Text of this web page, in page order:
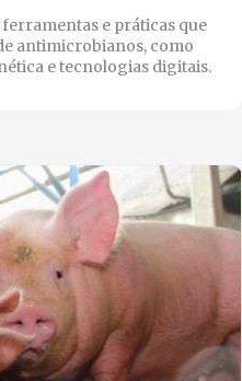
e práticas que
antimicrobianos, como
e tecnologias digitais.